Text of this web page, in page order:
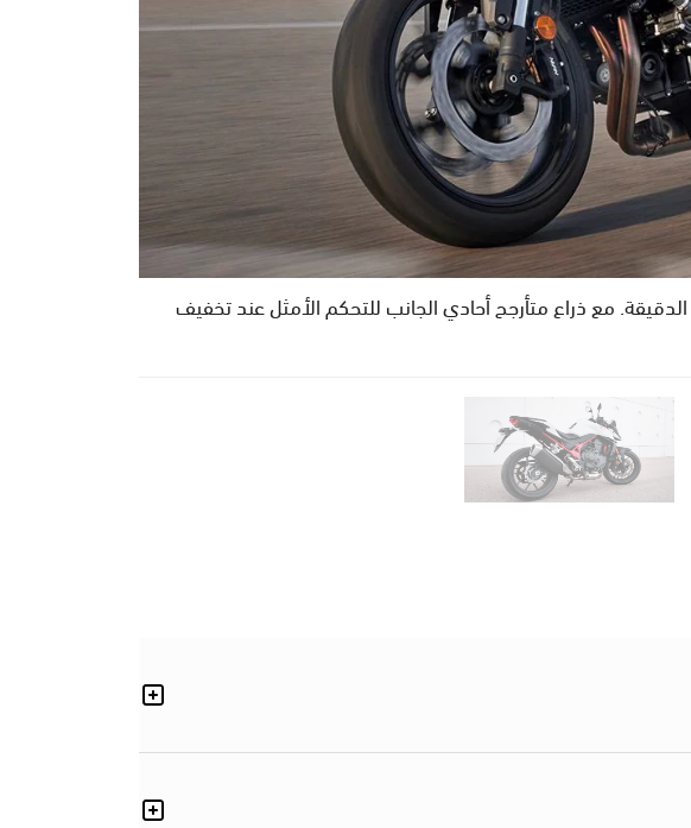
بأشواط قصيرة بقوة قصوى 67.5 كيلوواط @ 9.500 دورة في الدقيقة. مع ذراع متأرجح أحادي الجانب للتحكم الأمثل عند تخفيف